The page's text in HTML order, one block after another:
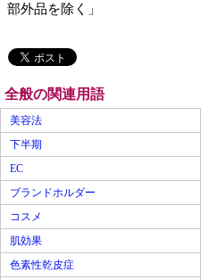
部外品を除く」
全般の関連用語
美容法
下半期
EC
ブランドホルダー
コスメ
肌効果
色素性乾皮症